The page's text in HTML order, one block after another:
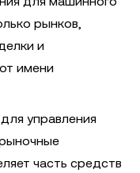
рынков,
и
имени
управления
часть средств